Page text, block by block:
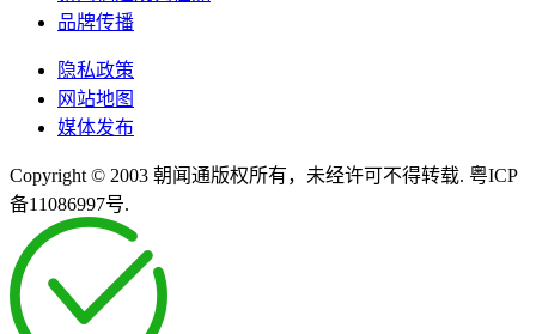
品牌传播
隐私政策
网站地图
媒体发布
Copyright © 2003 朝闻通版权所有，未经许可不得转载. 粤ICP
备11086997号.